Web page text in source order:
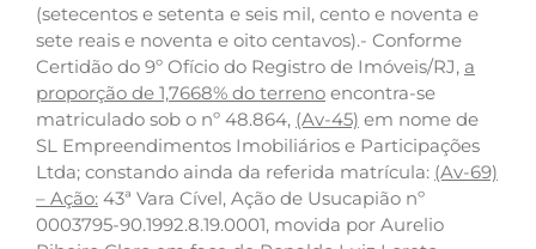
(setecentos e setenta e seis mil, cento e noventa e
sete reais e noventa e oito centavos).- Conforme
Certidão do 9º Ofício do Registro de Imóveis/RJ, a
proporção de 1,7668% do terreno encontra-se
matriculado sob o nº 48.864, (Av-45) em nome de
SL Empreendimentos Imobiliários e Participações
Ltda; constando ainda da referida matrícula: (Av-69)
– Ação: 43ª Vara Cível, Ação de Usucapião nº
0003795-90.1992.8.19.0001, movida por Aurelio